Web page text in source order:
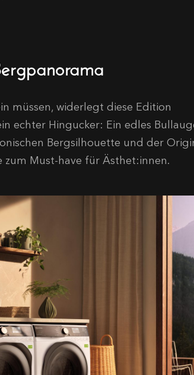
müssen, widerlegt diese Edition
echter Hingucker: Ein edles
Bergsilhouette und der
Must-have für Ästhet:innen.